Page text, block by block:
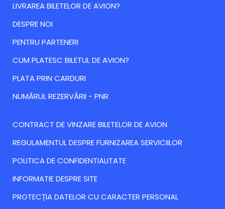
LIVRAREA BILETELOR DE AVION?
DESPRE NOI
PENTRU PARTENERI
CUM PLATESC BILETUL DE AVION?
PLATA PRIN CARDURI
NUMĂRUL REZERVĂRII - PNR
CONTRACT DE VINZARE BILETELOR DE AVION
REGULAMENTUL DESPRE FURNIZAREA SERVICIILOR
POLITICA DE CONFIDENTIALITATE
INFORMATIE DESPRE SITE
PROTECȚIA DATELOR CU CARACTER PERSONAL